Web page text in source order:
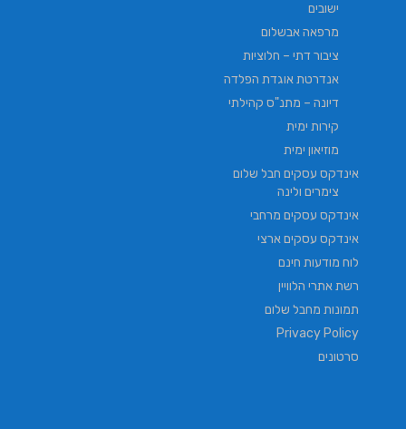
ישובים
מרפאה אבשלום
ציבור דתי – חלוציות
אנדרטת אוגדת הפלדה
דיונה – מתנ"ס קהילתי
קירות ימית
מוזיאון ימית
אינדקס עסקים חבל שלום
צימרים ולינה
אינדקס עסקים מרחבי
אינדקס עסקים ארצי
לוח מודעות חינם
רשת אתרי הלוויין
תמונות מחבל שלום
Privacy Policy
סרטונים